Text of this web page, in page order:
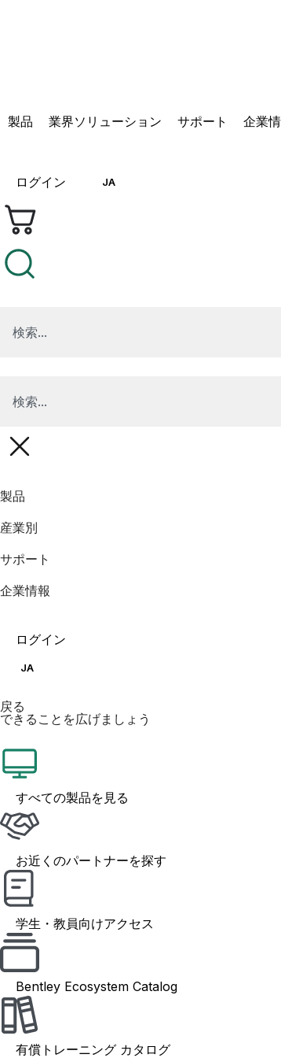
製品 業界ソリューション サポート 企業
ログイン JA
製品
産業別
サポート
企業情報
ログイン
JA
戻る
できることを広げましょう
すべての製品を見る
お近くのパートナーを探す
学生・教員向けアクセス
Bentley Ecosystem Catalog
有償トレーニング カタログ